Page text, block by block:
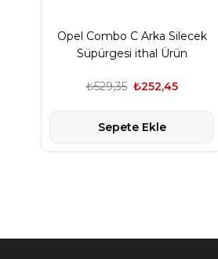
Opel Combo C Arka Silecek
Süpürgesi ithal Ürün
₺252,45
₺529,35
Sepete Ekle